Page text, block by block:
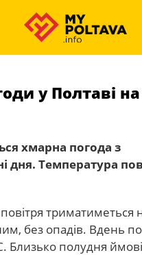
у Полтаві
хмарна погода з
дня. Температура
триматиметься
без опадів. Вдень
Близько полудня